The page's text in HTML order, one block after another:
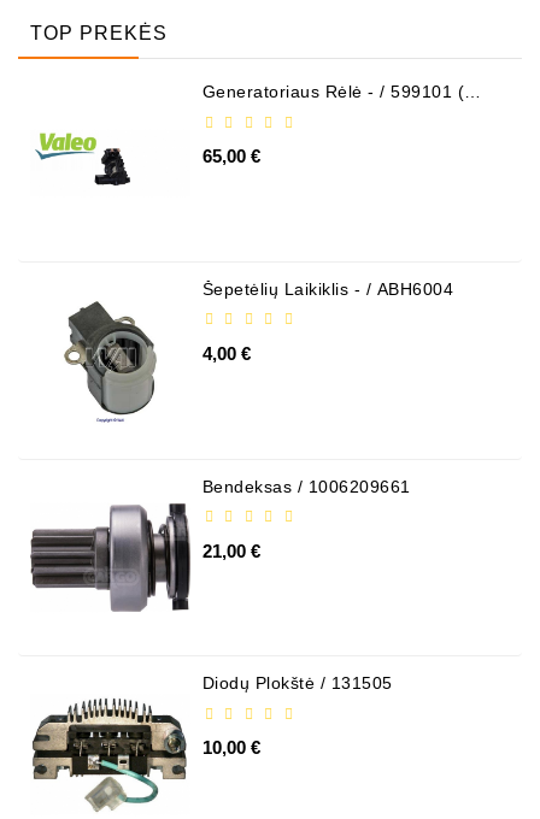
TOP PREKĖS
Generatoriaus Rėlė - / 599101 (
65,00 €
Šepetėlių Laikiklis - / ABH6004
4,00 €
Bendeksas / 1006209661
21,00 €
Diodų Plokštė / 131505
10,00 €